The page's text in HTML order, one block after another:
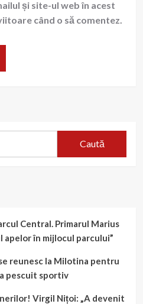
și site-ul web în acest
când o să comentez.
Central. Primarul Marius
apelor în mijlocul parcului”
reunesc la Milotina pentru
pescuit sportiv
Virgil Nițoi: „A devenit